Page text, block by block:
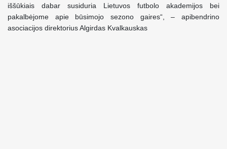
iššūkiais dabar susiduria Lietuvos futbolo akademijos bei
pakalbėjome apie būsimojo sezono gaires“, – apibendrino
asociacijos direktorius Algirdas Kvalkauskas